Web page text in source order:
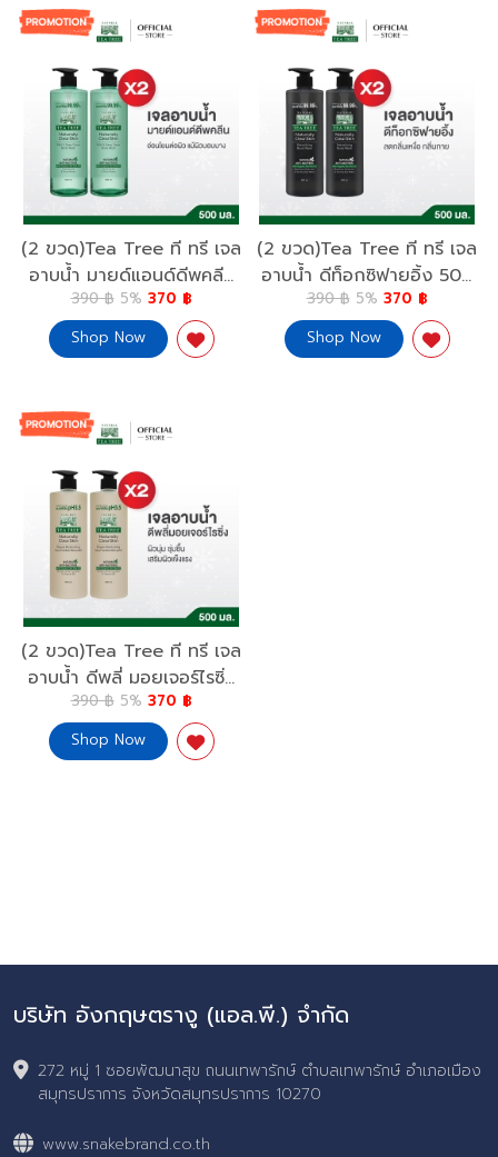
(2 ขวด)Tea Tree ที ทรี เจล
อาบน้ำ มายด์แอนด์ดีพคลีน
บอดี้ วอช 500 มล. ( สบู่
เหลว ครีมอาบน้ำ Shower
Gel )
390 ฿ 5% 370 ฿
Shop Now
(2 ขวด)Tea Tree ที ทรี เจล
อาบน้ำ ดีท็อกซิฟายอิ้ง 500
มล.(ครีมอาบน้ำ, Shower
Gel, Body Wash)
390 ฿ 5% 370 ฿
Shop Now
(2 ขวด)Tea Tree ที ทรี เจล
อาบน้ำ ดีพลี่ มอยเจอร์ไรซิ่ง
โซฟฟรี บอดี้วอช 500 มล.(
สบู่เหลว ครีมอาบน้ำ, Shower
Gel)
390 ฿ 5% 370 ฿
Shop Now
บริษัท อังกฤษตรางู (แอล.พี.) จำกัด
272 หมู่ 1 ซอยพัฒนาสุข ถนนเทพารักษ์ ตำบลเทพารักษ์ อำเภอเมือง
สมุทรปราการ จังหวัดสมุทรปราการ 10270
www.snakebrand.co.th